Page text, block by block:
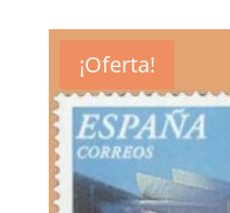
5,25€.2,50€.
¡Oferta!